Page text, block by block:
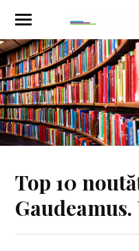
Top 10
Gaudeamus.